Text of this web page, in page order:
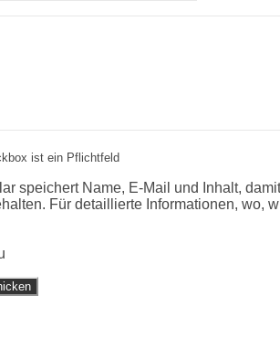
ist ein Pflichtfeld
speichert Name, E-Mail und Inhalt,
Für detaillierte Informationen, wo,